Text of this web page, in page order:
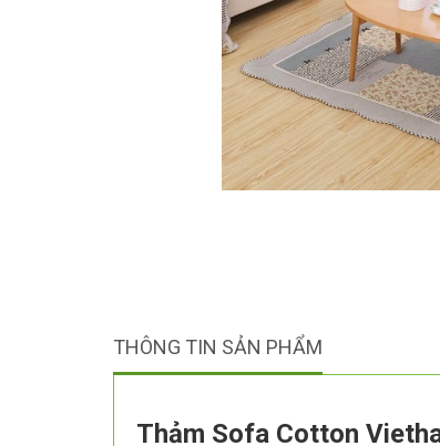
THÔNG TIN SẢN PHẨM
Thảm Sofa Cotton